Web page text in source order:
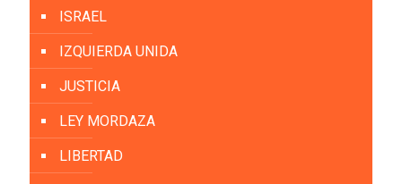
ISRAEL
IZQUIERDA UNIDA
JUSTICIA
LEY MORDAZA
LIBERTAD